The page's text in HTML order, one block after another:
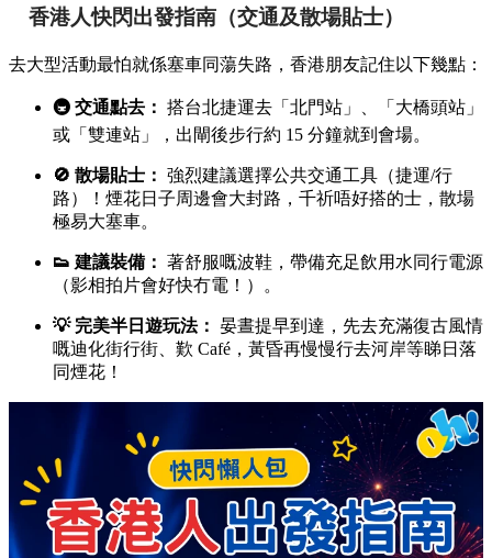
香港人快閃出發指南（交通及散場貼士）
去大型活動最怕就係塞車同蕩失路，香港朋友記住以下幾點：
🚇 交通點去： 搭台北捷運去「北門站」、「大橋頭站」
或「雙連站」，出閘後步行約 15 分鐘就到會場。
🚫 散場貼士： 強烈建議選擇公共交通工具（捷運/行
路）！煙花日子周邊會大封路，千祈唔好搭的士，散場
極易大塞車。
👟 建議裝備： 著舒服嘅波鞋，帶備充足飲用水同行電源
（影相拍片會好快冇電！）。
💡 完美半日遊玩法： 晏晝提早到達，先去充滿復古風情
嘅迪化街行街、歎 Café，黃昏再慢慢行去河岸等睇日落
同煙花！